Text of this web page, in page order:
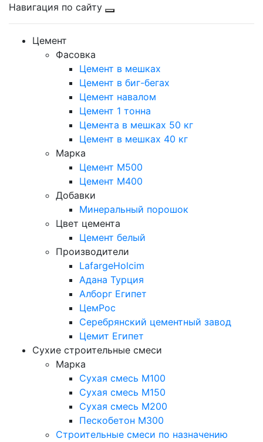
Навигация по сайту
Цемент
Фасовка
Цемент в мешках
Цемент в биг-бегах
Цемент навалом
Цемент 1 тонна
Цемента в мешках 50 кг
Цемент в мешках 40 кг
Марка
Цемент М500
Цемент М400
Добавки
Минеральный порошок
Цвет цемента
Цемент белый
Производители
LafargeHolcim
Адана Турция
Алборг Египет
ЦемРос
Серебрянский цементный завод
Цемит Египет
Сухие строительные смеси
Марка
Сухая смесь М100
Сухая смесь М150
Сухая смесь М200
Пескобетон М300
Строительные смеси по назначению